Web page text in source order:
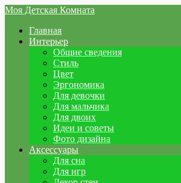
Моя Детская Комната
Главная
Интерьер
Общие сведения
Стиль
Цвет
Эргономика
Для девочки
Для мальчика
Для двоих
Идеи и советы
Фото дизайна
Аксессуары
Для сна
Для игр